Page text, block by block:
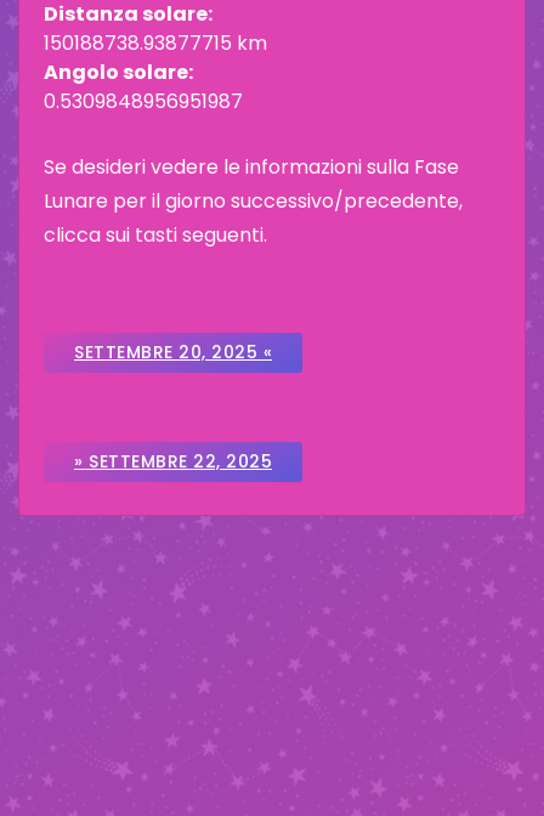
Distanza solare:
150188738.93877715 km
Angolo solare:
0.5309848956951987
Se desideri vedere le informazioni sulla Fase
Lunare per il giorno successivo/precedente,
clicca sui tasti seguenti.
SETTEMBRE 20, 2025 «
» SETTEMBRE 22, 2025